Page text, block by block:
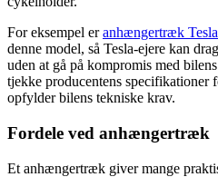
For eksempel eranhængertræk
denne model, så Tesla-ejere kan
uden at gå på kompromis med
tjekke producentens
opfylder bilens tekniske krav.
Fordele ved anhængertræk
Et anhængertræk giver mange